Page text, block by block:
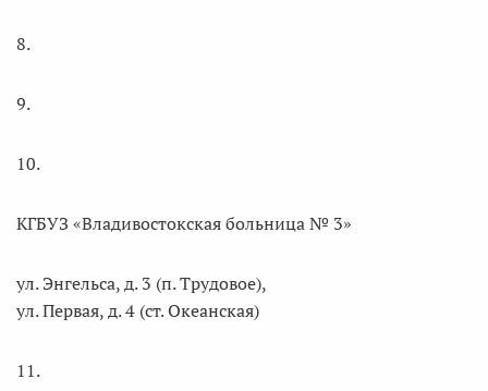
8.
9.
10.
КГБУЗ «Владивостокская больница № 3»
ул. Энгельса, д. 3 (п. Трудовое),
ул. Первая, д. 4 (ст. Океанская)
11.